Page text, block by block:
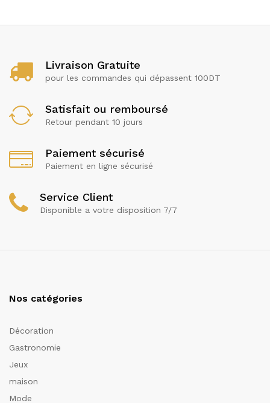
Livraison Gratuite
pour les commandes qui dépassent 100DT
Satisfait ou remboursé
Retour pendant 10 jours
Paiement sécurisé
Paiement en ligne sécurisé
Service Client
Disponible a votre disposition 7/7
Nos catégories
Décoration
Gastronomie
Jeux
maison
Mode